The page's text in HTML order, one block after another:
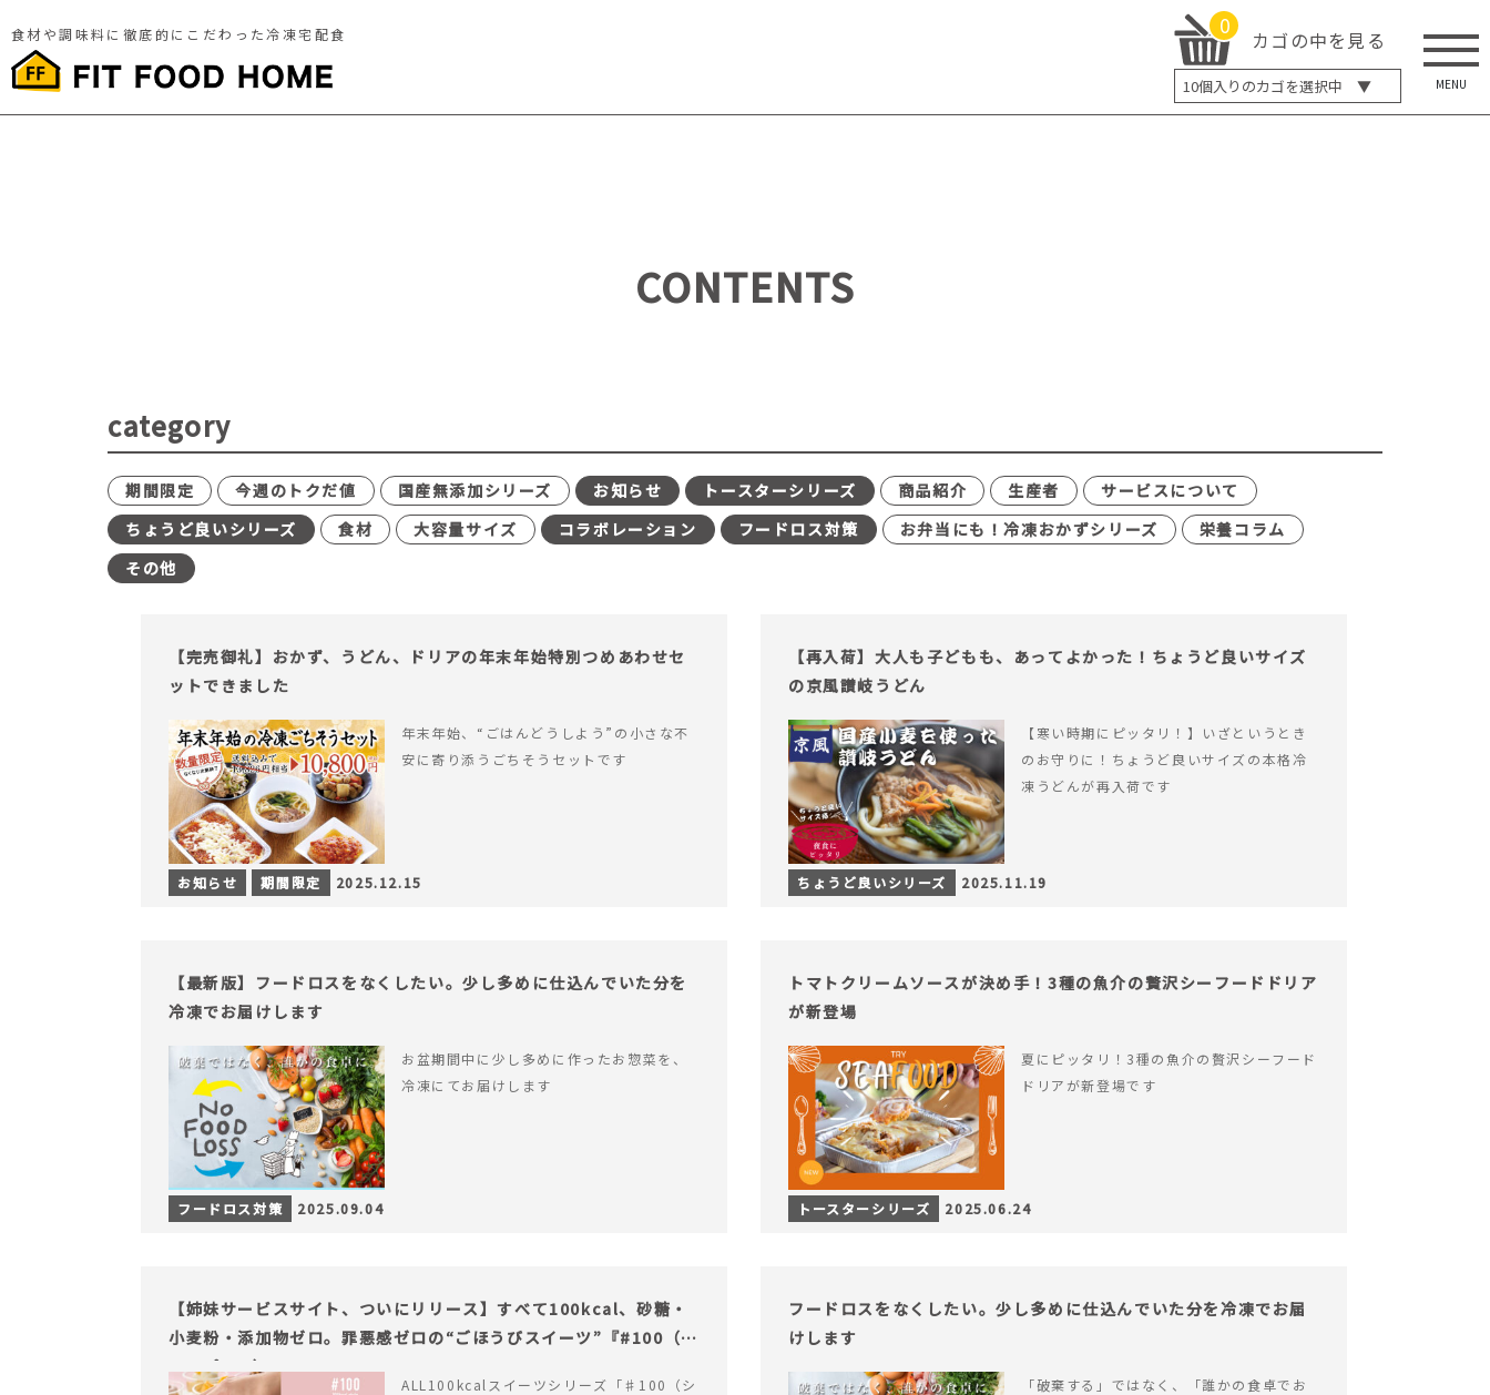
食材や調味料に徹底的にこだわった冷凍宅配食 0
カゴの中を見る
10個入りのカゴを選択中 ▼
5個入り
MENU
CONTENTS
category
期間限定 今週のトクだ値 国産無添加シリーズ お知らせ トースターシリーズ 商品紹介 生産者
サービスについて
ちょうど良いシリーズ
食材 大容量サイズ コラボレーション フードロス対策 お弁当にも！冷凍おかずシリーズ
栄養コラム
その他
【完売御礼】おかず、うどん、ドリアの年末年始特別つめあわせセ
ットできました
年末年始、“ごはんどうしよう”の小さな不
安に寄り添うごちそうセットです
お知らせ 期間限定 2025.12.15
【再入荷】大人も子どもも、あってよかった！ちょうど良いサイズ
の京風讃岐うどん
【寒い時期にピッタリ！】いざというとき
のお守りに！ちょうど良いサイズの本格冷
凍うどんが再入荷です
ちょうど良いシリーズ 2025.11.19
【最新版】フードロスをなくしたい。少し多めに仕込んでいた分を
冷凍でお届けします
お盆期間中に少し多めに作ったお惣菜を、
冷凍にてお届けします
フードロス対策 2025.09.04
トマトクリームソースが決め手！3種の魚介の贅沢シーフードドリア
が新登場
夏にピッタリ！3種の魚介の贅沢シーフード
ドリアが新登場です
トースターシリーズ 2025.06.24
【姉妹サービスサイト、ついにリリース】すべて100kcal、砂糖・
小麦粉・添加物ゼロ。罪悪感ゼロの“ごほうびスイーツ”『#100（シ
ャープ100）』
ALL100kcalスイーツシリーズ「♯100（シ
フードロスをなくしたい。少し多めに仕込んでいた分を冷凍でお届
けします
「破棄する」ではなく、「誰かの食卓でお